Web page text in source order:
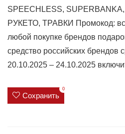
SPEECHLESS,
РУКЕТО, ТРАВКИ Промокод:
любой покупке брендов
средство российских брендов
20.10.2025 – 24.10.2025
Сохранить
0